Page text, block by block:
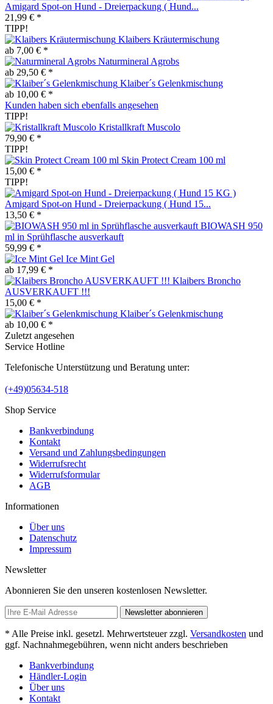
Amigard Spot-on Hund - Dreierpackung ( Hund...
21,99 € *
TIPP!
Klaibers Kräutermischung
ab 7,00 € *
Naturmineral Agrobs
ab 29,50 € *
Klaiber´s Gelenkmischung
ab 10,00 € *
Kunden haben sich ebenfalls angesehen
TIPP!
Kristallkraft Muscolo
79,90 € *
TIPP!
Skin Protect Cream 100 ml
15,00 € *
TIPP!
Amigard Spot-on Hund - Dreierpackung ( Hund 15...
13,50 € *
BIOWASH 950
ml in Sprühflasche ausverkauft
59,99 € *
Ice Mint Gel
ab 17,99 € *
Klaibers Broncho
AUSVERKAUFT !!!
15,00 € *
Klaiber´s Gelenkmischung
ab 10,00 € *
Zuletzt angesehen
Service Hotline
Telefonische Unterstützung und Beratung unter:
(+49)05634-518
Shop Service
Bankverbindung
Kontakt
Versand und Zahlungsbedingungen
Widerrufsrecht
Widerrufsformular
AGB
Informationen
Über uns
Datenschutz
Impressum
Newsletter
Abonnieren Sie den unseren kostenlosen Newsletter.
Newsletter abonnieren
* Alle Preise inkl. gesetzl. Mehrwertsteuer zzgl. Versandkosten und
ggf. Nachnahmegebühren, wenn nicht anders beschrieben
Bankverbindung
Händler-Login
Über uns
Kontakt